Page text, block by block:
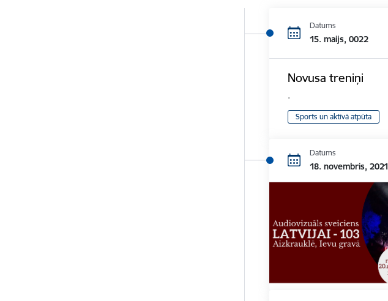
Datums
15. maijs, 0022
Novusa treniņi
.
Sports un aktīvā atpūta
Datums
18. novembris, 2021